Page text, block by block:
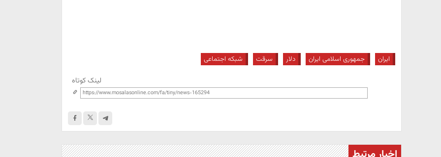
ایران جمهوری اسلامی ایران دلار سرقت شبکه اجتماعی
لینک کوتاه